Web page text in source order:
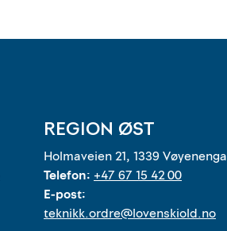
REGION ØST
Holmaveien 21, 1339 Vøyenenga
Telefon: +47 67 15 42 00
E-post:
teknikk.ordre@lovenskiold.no